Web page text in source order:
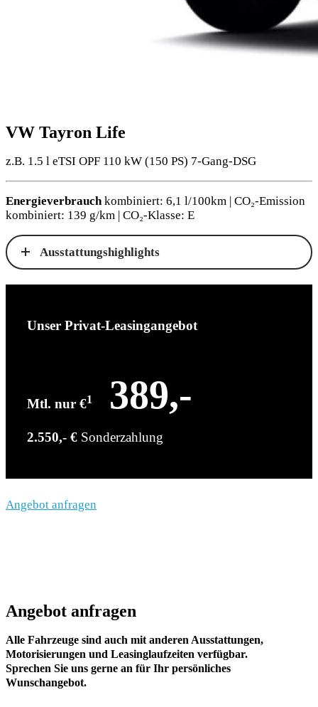
VW Tayron Life
z.B. 1.5 l eTSI OPF 110 kW (150 PS) 7-Gang-DSG
Energieverbrauch kombiniert: 6,1 l/100km | CO₂-Emission
kombiniert: 139 g/km | CO₂-Klasse: E
Ausstattungshighlights
Unser Privat-Leasingangebot
Mtl. nur €1 389,-
2.550,- € Sonderzahlung
Angebot anfragen
Angebot anfragen
Alle Fahrzeuge sind auch mit anderen Ausstattungen,
Motorisierungen und Leasinglaufzeiten verfügbar.
Sprechen Sie uns gerne an für Ihr persönliches
Wunschangebot.